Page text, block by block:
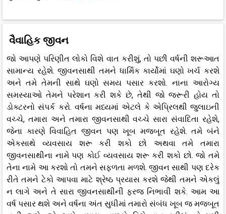
વૈવાહિક જીવન
જો આપણે પરિણીત લોકો વિશે વાત કરીશું, તો પછી વર્ષની શરૂઆત
સામાન્ય રહેશે. જીવનસાથી તમને ધાર્મિક કાર્યોમાં ઘણો ખર્ચ કરશે
અને તમે તેમની સાથે ઘણો સમય પસાર કરશો. નાના આરોગ્ય
સમસ્યાઓ તેમને પરેશાન કરી શકે છે, તેથી જો જરૂરી હોય તો
ડોક્ટરનો સંપર્ક કરો. વર્ષના મધ્યમાં એટલે કે એપ્રિલથી જુલાઇની
વચ્ચે, તમારા અને તમારા જીવનસાથી વચ્ચે સારા સંવાદિતા રહેશે,
જેના કારણે વિવાહિત જીવન પણ ખૂબ મજબૂત રહેશે. તમે બંને
એકસાથે વ્યવસાય શરૂ કરી શકો છો અથવા તમે તમારા
જીવનસાથીના નામે પણ કોઈ વ્યવસાય શરૂ કરી શકો છો. જો તમે
તેના નામે આ કરશો તો તમને સફળતા મળશે. જીવન સાથી પણ દરેક
રીતે તમને ટેકો આપવા માટે શ્રેષ્ઠ પ્રયાસ કરશે જેથી તમને એકલું
ન લાગે અને તે સારા જીવનસાથીની ફરજ નિભાવી શકે. આમ આ
વર્ષ પસાર થશે અને વર્ષના અંત સુધીમાં તમારો સંબંધ ખૂબ જ મજબૂત